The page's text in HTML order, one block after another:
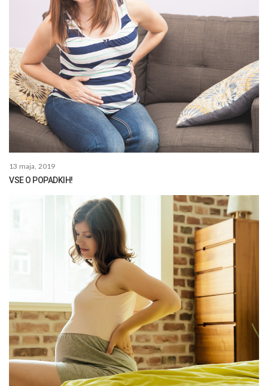
13 maja, 2019
VSE O POPADKIH!